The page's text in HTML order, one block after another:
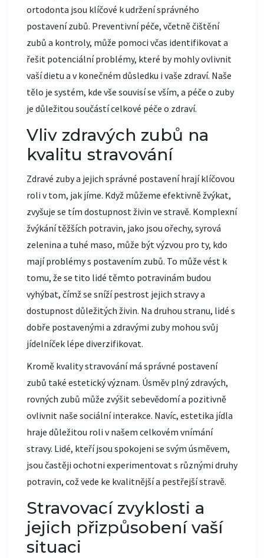
ortodonta jsou klíčové k udržení správného
postavení zubů. Preventivní péče, včetně čištění
zubů a kontroly, může pomoci včas identifikovat a
řešit potenciální problémy, které by mohly ovlivnit
vaší dietu a v konečném důsledku i vaše zdraví. Naše
tělo je systém, kde vše souvisí se vším, a péče o zuby
je důležitou součástí celkové péče o zdraví.
Vliv zdravých zubů na
kvalitu stravování
Zdravé zuby a jejich správné postavení hrají klíčovou
roli v tom, jak jíme. Když můžeme efektivně žvýkat,
zvyšuje se tím dostupnost živin ve stravě. Komplexní
žvýkání těžších potravin, jako jsou ořechy, syrová
zelenina a tuhé maso, může být výzvou pro ty, kdo
mají problémy s postavením zubů. To může vést k
tomu, že se tito lidé těmto potravinám budou
vyhýbat, čímž se sníží pestrost jejich stravy a
dostupnost důležitých živin. Na druhou stranu, lidé s
dobře postavenými a zdravými zuby mohou svůj
jídelníček lépe diverzifikovat.
Kromě kvality stravování má správné postavení
zubů také estetický význam. Úsměv plný zdravých,
rovných zubů může zvýšit sebevědomí a pozitivně
ovlivnit naše sociální interakce. Navíc, estetika jídla
hraje důležitou roli v našem celkovém vnímání
stravy. Lidé, kteří jsou spokojeni se svým úsměvem,
jsou častěji ochotni experimentovat s různými druhy
potravin, což vede ke kvalitnější a pestřejší stravě.
Stravovací zvyklosti a
jejich přizpůsobení vaší
situaci